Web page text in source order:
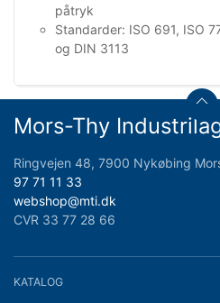
påtryk
Standarder: ISO 691, ISO
og DIN 3113
Mors-Thy
Ringvejen 48, 7900 Nykøbing
97 71 11 33
webshop@mti.dk
CVR 33 77 28 66
KATALOG